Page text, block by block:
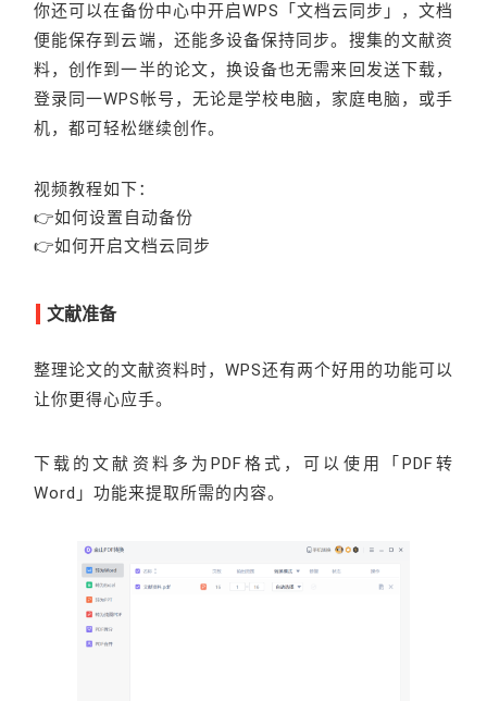
你还可以在备份中心中开启WPS「文档云同步」，文档
便能保存到云端，还能多设备保持同步。搜集的文献资
料，创作到一半的论文，换设备也无需来回发送下载，
登录同一WPS帐号，无论是学校电脑，家庭电脑，或手
机，都可轻松继续创作。
视频教程如下：
👉如何设置自动备份
👉如何开启文档云同步
文献准备
整理论文的文献资料时，WPS还有两个好用的功能可以
让你更得心应手。
下载的文献资料多为PDF格式，可以使用「PDF转
Word」功能来提取所需的内容。